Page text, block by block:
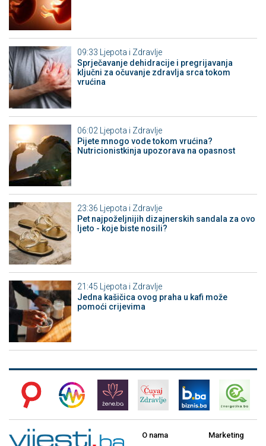
09:33
Ljepota i Zdravlje
Sprječavanje dehidracije i pregrijavanja
ključni za očuvanje zdravlja srca tokom
vrućina
06:02 Ljepota i Zdravlje
Pijete mnogo vode tokom vrućina?
Nutricionistkinja upozorava na opasnost
23:36
Ljepota i Zdravlje
Pet najpoželjnijih dizajnerskih sandala za ovo
ljeto - koje biste nosili?
21:45 Ljepota i Zdravlje
Jedna kašičica ovog praha u kafi može
pomoći crijevima
O nama Marketing